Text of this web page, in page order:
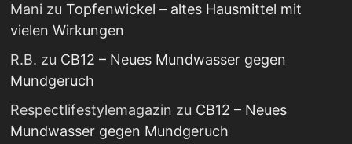
Mani zu Topfenwickel – altes Hausmittel mit
vielen Wirkungen
R.B. zu CB12 – Neues Mundwasser gegen
Mundgeruch
Respectlifestylemagazin zu CB12 – Neues
Mundwasser gegen Mundgeruch